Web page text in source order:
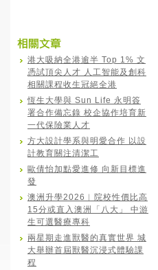
港大吸納全港逾半 Top 1% 文
憑試頂尖人才 人工智能及創科
相關課程收生冠絕全港
恆生大學與 Sun Life 永明簽
署合作備忘錄 校企協作培育新
一代保險業人才
方大設計學系與明愛合作 以設
計教育關注清潔工
歐倩怡加點愛進修 向新目標進
發
澳洲升學2026︱院校性價比高
15分或直入澳洲「八大」 中游
生可選醫療專科
兩星期走進獸醫的真實世界 城
大舉辦首屆獸醫沉浸式體驗課
程